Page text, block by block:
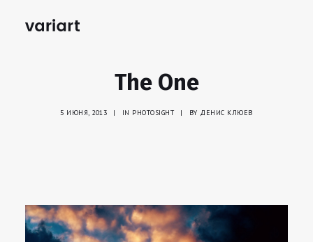
The One
5 ИЮНЯ, 2013 | IN PHOTOSIGHT | BY ДЕНИС КЛЮЕВ